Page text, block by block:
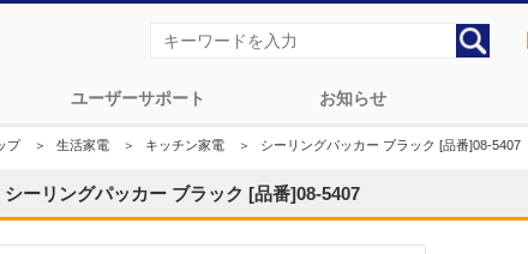
ユーザーサポート お知らせ
プ＞ 生活家電 ＞ キッチン家電 ＞ シーリングパッカー ブラック [品番]08-5407
シーリングパッカー ブラック [品番]08-5407